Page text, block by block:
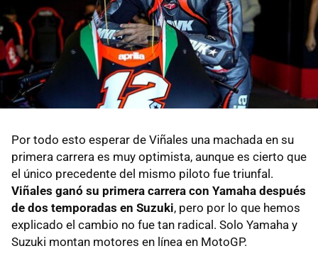
Por todo esto esperar de Viñales una machada en su
primera carrera es muy optimista, aunque es cierto que
el único precedente del mismo piloto fue triunfal.
Viñales ganó su primera carrera con Yamaha después
de dos temporadas en Suzuki, pero por lo que hemos
explicado el cambio no fue tan radical. Solo Yamaha y
Suzuki montan motores en línea en MotoGP.